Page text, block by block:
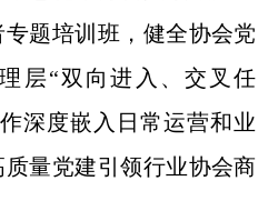
题培训班，健全协会党
层“双向进入、交叉任
深度嵌入日常运营和业
量党建引领行业协会商